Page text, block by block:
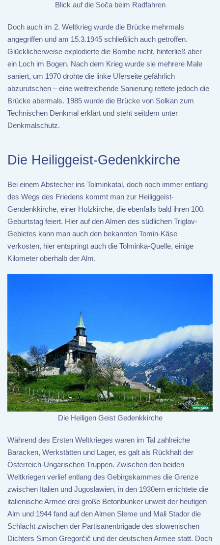
Blick auf die Soča beim Radfahren
Doch auch im 2. Weltkrieg wurde die Brücke mehrmals
angegriffen und am 15.3.1945 schließlich auch getroffen.
Glücklicherweise explodierte die Bombe nicht, hinterließ aber
ein Loch im Bogen. Nach dem Krieg wurde sie mehrere Male
saniert, um 1970 drohte die linke Uferseite gefährlich
abzurutschen – eine weitreichende Sanierung rettete jedoch die
Brücke abermals. 1985 wurde die Brücke von Solkan zum
Technischen Denkmal erklärt und steht seitdem unter
Denkmalschutz.
Die Heiliggeist-Gedenkkirche
Bei einem Abstecher ins Tolminkatal, doch noch immer entlang
des Wegs des Friedens kommt man zur Heiliggeist-
Gendenkkirche, einer Holzkirche, die ebenfalls bald ihren 100.
Geburtstag feiert. Hier auf den Almen des südlichen Triglav-
Gebietes kann man auch den bekannten Tomin-Käse
verkosten, hier entspringt auch die Tolminka-Quelle, einige
Kilometer oberhalb der Alm.
Die Heiligen Geist Gedenkkirche
Während des Ersten Weltkrieges waren im Tal zahlreiche
Baracken, Werkstätten und Lager, es galt als Rückhalt der
Österreich-Ungarischen Truppen. Zwischen den beiden
Weltkriegen verlief entlang des Gebirgskammes die Grenze
zwischen Italien und Jugoslawien, in den 1930ern errichtete die
italienische Armee drei große Betonbunker unweit der heutigen
Alm und 1944 fand auf den Almen Sleme und Mali Stador die
Schlacht zwischen der Partisanenbrigade des slowenischen
Dichters Simon Gregorčič und der deutschen Armee statt. Doch